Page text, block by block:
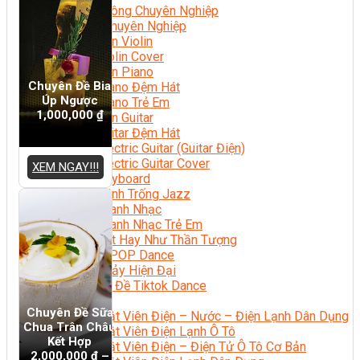
Nhạc Công Chuyên Nghiệp
Ca Sĩ Chuyên Nghiệp
Học Đàn Violin
Học Violin Cover
Học Đàn Piano
Học Piano Đệm Hát
Học Piano Trẻ Em
Học Đàn Guitar
Học Guitar Đệm Hát
Học Electric Guitar (Guitar Điện)
Học Electric Guitar Cover
Học Keyboard
Học Đánh Trống Jazz
Học Thanh Nhạc
Học Thanh Nhạc Trẻ Em
Học Hát Hay Như Thần Tượng
Học K-POP Dance
Học Nhảy Hiện Đại
Chuyên Đề Tiktok Dance
Kỹ Thuật – Công Nghệ
Kỹ Thuật Viên Điện – Nước – Điện Lạnh Dân Dụng
Kỹ Thuật Viên Điện Lạnh Ô Tô
Kỹ Thuật Viên Điện – Điện Tử Ô Tô Cơ Bản
Chuyên Đề Bia
Úp Ngược
1,000,000₫
XEM NGAY!!!
Chuyên Đề Sữa
Chua Trân Châu
Kết Hợp
2,000,000₫–